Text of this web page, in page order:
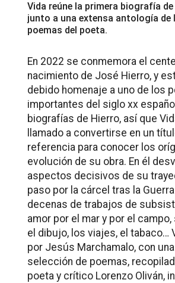
Vida reúne la primera biografía
junto a una extensa antología de
poemas del poeta.
En 2022 se conmemora el
nacimiento de José Hierro, y
debido homenaje a uno de los
importantes del siglo xx
biografías de Hierro, así que
llamado a convertirse en un
referencia para conocer los
evolución de su obra. En él
aspectos decisivos de su
paso por la cárcel tras la
decenas de trabajos de
amor por el mar y por el
el dibujo, los viajes, el tabaco…
por Jesús Marchamalo, con
selección de poemas,
poeta y crítico Lorenzo Oliván,